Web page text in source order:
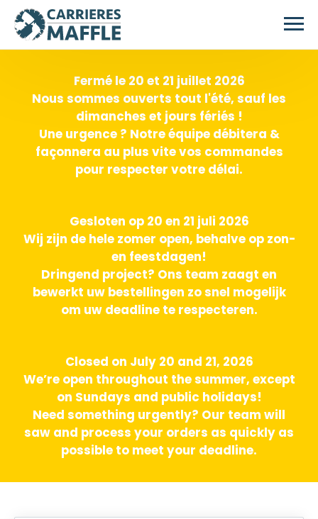
Passer au contenu principal
Fermé le 20 et 21 juillet 2026
Nous sommes ouverts tout l'été, sauf les
dimanches et jours fériés !
Une urgence ? Notre équipe débitera &
façonnera au plus vite vos commandes
pour respecter votre délai.
Gesloten op 20 en 21 juli 2026
Wij zijn de hele zomer open, behalve op zon-
en feestdagen!
Dringend project? Ons team zaagt en
bewerkt uw bestellingen zo snel mogelijk
om uw deadline te respecteren.
Closed on July 20 and 21, 2026
We’re open throughout the summer, except
on Sundays and public holidays!
Need something urgently? Our team will
saw and process your orders as quickly as
possible to meet your deadline.